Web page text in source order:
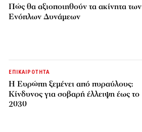
Πώς θα αξιοποιηθούν τα ακίνητα των
Ενόπλων Δυνάμεων
ΕΠΙΚΑΙΡΟΤΗΤΑ
H Ευρώπη ξεμένει από πυραύλους:
Κίνδυνος για σοβαρή έλλειψη έως το
2030